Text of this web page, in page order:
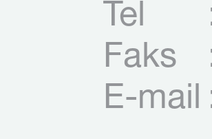
Tel
Faks
E-mail